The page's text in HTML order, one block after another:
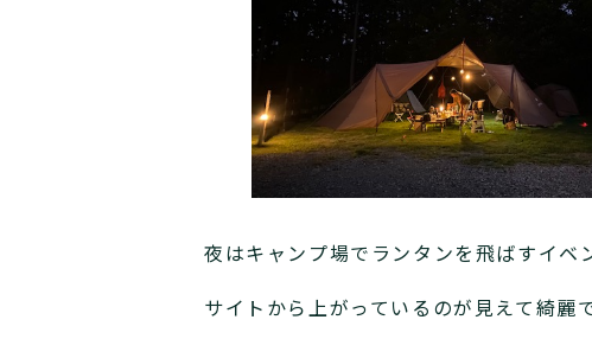
夜はキャンプ場でランタンを飛ばすイベ
サイトから上がっているのが見えて綺麗